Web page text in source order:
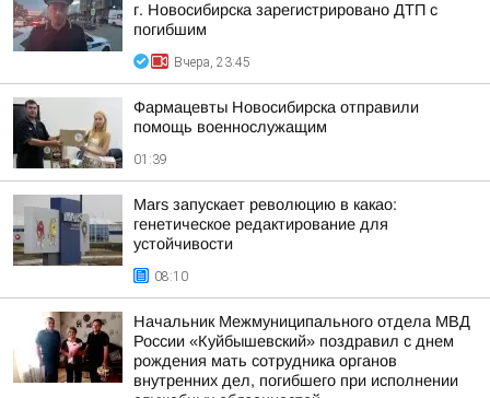
г. Новосибирска зарегистрировано ДТП с
погибшим
Вчера, 23:45
Фармацевты Новосибирска отправили
помощь военнослужащим
01:39
Mars запускает революцию в какао:
генетическое редактирование для
устойчивости
08:10
Начальник Межмуниципального отдела МВД
России «Куйбышевский» поздравил с днем
рождения мать сотрудника органов
внутренних дел, погибшего при исполнении